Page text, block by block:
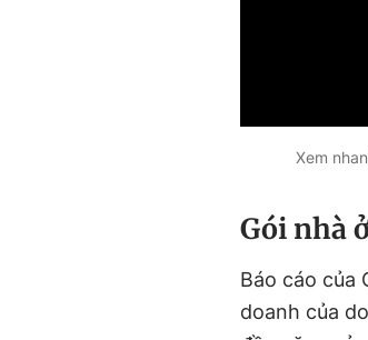
Xem
Gói nhà
Báo cáo của
doanh của